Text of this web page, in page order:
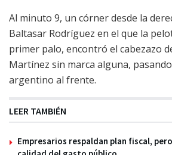
Al minuto 9, un córner desde la
Baltasar Rodríguez en el que la
primer palo, encontró el cabezazo
Martínez sin marca alguna,
argentino al frente.
LEER TAMBIÉN
Empresarios respaldan plan fiscal,